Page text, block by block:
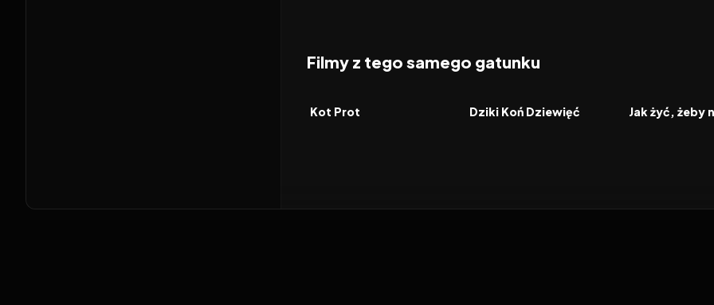
Filmy z tego samego gatunku
FILM
Kot Prot FILM
Dziki Koń Dziewięć FILM